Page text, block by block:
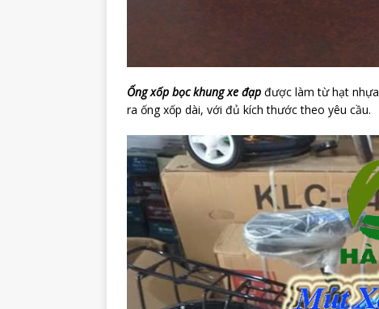
Ống xốp bọc khung xe đạp được làm từ hạt
ra ống xốp dài, với đủ kích thước theo yêu cầu.